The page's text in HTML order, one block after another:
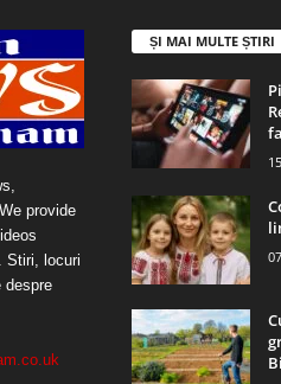
provide
Stiri, locuri
despre
ȘI MAI MULTE ȘTIRI